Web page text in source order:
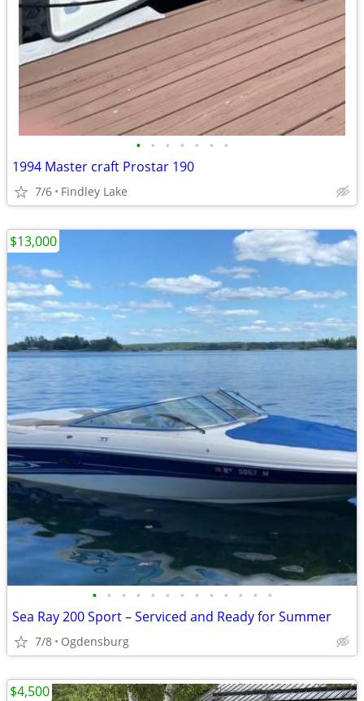
• • • • • • •
1994 Master craft Prostar 190
7/6 Findley Lake
• • • • • • • • • • • • •
Sea Ray 200 Sport – Serviced and Ready for Summer
7/8 Ogdensburg
$13,000
$4,500